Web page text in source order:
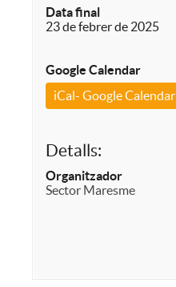
Data final
23 de febrer de 2025
Google Calendar
iCal- Google Calendar
Detalls:
Organitzador
Sector Maresme